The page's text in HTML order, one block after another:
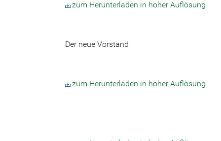
zum Herunterladen in hoher Auflösung
Der neue Vorstand
zum Herunterladen in hoher Auflösung